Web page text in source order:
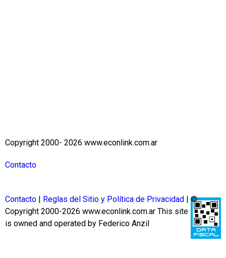
Copyright 2000- 2026 www.econlink.com.ar
Contacto
Contacto | Reglas del Sitio y Política de Privacidad | ©
Copyright 2000-2026 www.econlink.com.ar This site
is owned and operated by Federico Anzil